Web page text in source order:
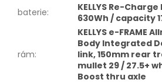
baterie:
KELLYS Re-
630Wh / capacity
rám:
KELLYS e-FRAME
Body Integrated
link, 150mm rear
mullet 29 / 27.5+
Boost thru axle